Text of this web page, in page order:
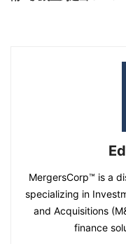
MergersCorp™ is a
specializing in
and Acquisitions
finance